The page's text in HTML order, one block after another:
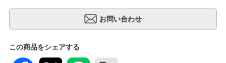
この商品をシェアする